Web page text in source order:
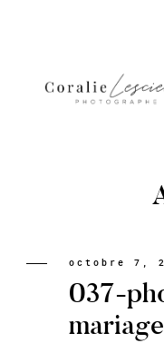
Portfolio
A PROPOS
octobre 7,
037-